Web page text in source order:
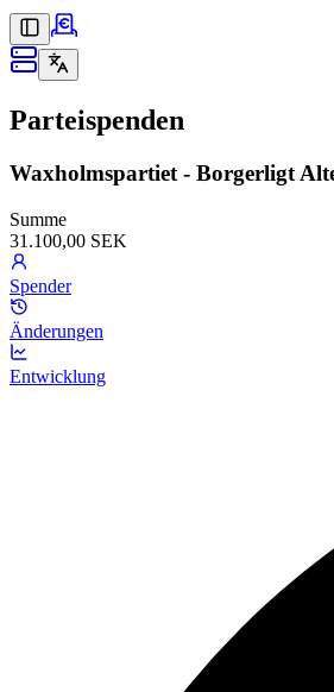
Parteispenden
Waxholmspartiet - Borgerligt
Summe
31.100,00 SEK
Spender
Änderungen
Entwicklung